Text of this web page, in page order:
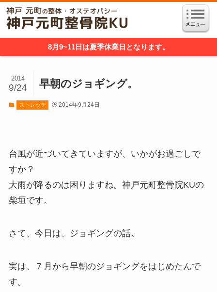
8月9~11日は夏季休業日となります。
早朝のジョギング。
2014
9/24
ストレッチ 2014年9月24日
台風が近づいてきていますが、いかがお過ごしで
すか？
大雨が降るのは困りますね。神戸元町整骨院KUの
柴垣です。
さて、今日は、ジョギングの話。
実は、７月から早朝のジョギングをはじめたんで
す。